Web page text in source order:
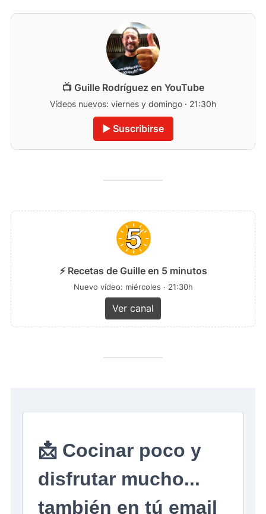
📺 Guille Rodríguez en YouTube
Vídeos nuevos: viernes y domingo · 21:30h
▶️ Suscribirse
⚡ Recetas de Guille en 5 minutos
Nuevo vídeo: miércoles · 21:30h
Ver canal